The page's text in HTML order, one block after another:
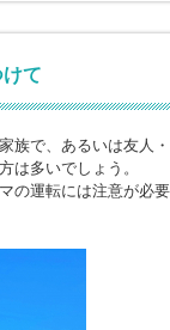
て
族で、あるいは友人
は多いでしょう。
の運転には注意が必